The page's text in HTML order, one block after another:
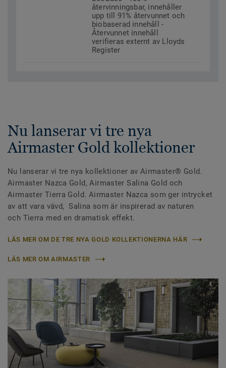
återvinningsbar, innehåller
upp till 91% återvunnet och
biobaserad innehåll -
Återvunnet innehåll
verifieras externt av Lloyds
Register
Nu lanserar vi tre nya
Airmaster Gold kollektioner
Nu lanserar vi tre nya kollektioner av Airmaster® Gold.
Airmaster Nazca Gold, Airmaster Salina Gold och
Airmaster Tierra Gold. Airmaster Nazca som ger intrycket
av att vara vävd, Salina som är inspirerad av naturen
och Tierra med en dramatisk effekt.
LÄS MER OM DE TRE NYA GOLD KOLLEKTIONERNA HÄR
LÄS MER OM AIRMASTER